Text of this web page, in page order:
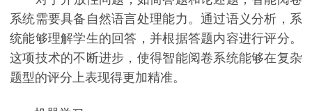
系统需要具备自然语言处理能力。通过语义分析，系
统能够理解学生的回答，并根据答题内容进行评分。
这项技术的不断进步，使得智能阅卷系统能够在复杂
题型的评分上表现得更加精准。